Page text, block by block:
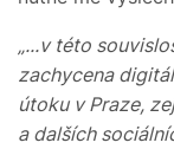
„...v této
zachycena
útoku v Praze,
a dalších